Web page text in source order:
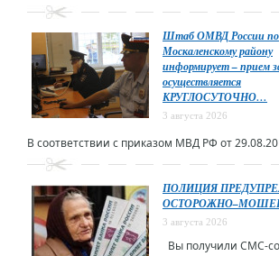
Штаб ОМВД России по
Москаленскому району
информирует – прием
осуществляется
КРУГЛОСУТОЧНО…
3 августа 2026
В соответствии с приказом МВД РФ от
ПОЛИЦИЯ
3 августа 2026
Вы получили СМС-